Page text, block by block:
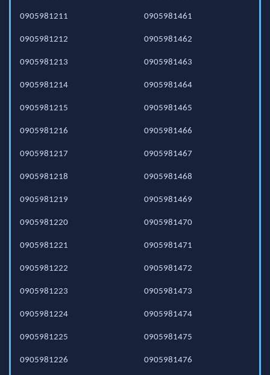
0905981211
0905981212
0905981213
0905981214
0905981215
0905981216
0905981217
0905981218
0905981219
0905981220
0905981221
0905981222
0905981223
0905981224
0905981225
0905981226
0905981461
0905981462
0905981463
0905981464
0905981465
0905981466
0905981467
0905981468
0905981469
0905981470
0905981471
0905981472
0905981473
0905981474
0905981475
0905981476